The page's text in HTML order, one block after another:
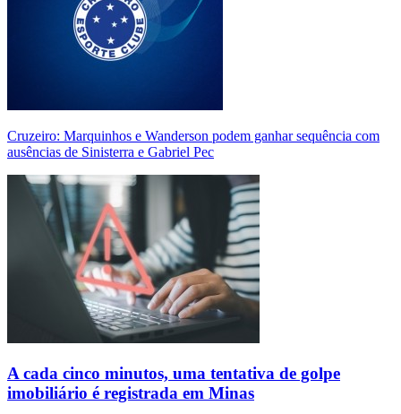
Cruzeiro: Marquinhos e Wanderson podem ganhar sequência com
ausências de Sinisterra e Gabriel Pec
A cada cinco minutos, uma tentativa de golpe
imobiliário é registrada em Minas